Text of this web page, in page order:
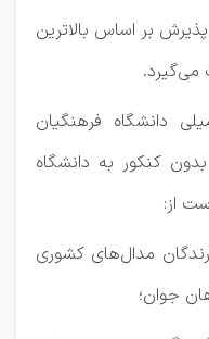
بر اساس بالاترین
می‌گیرد.
دانشگاه فرهنگیان
9 استعداد بدون کنکور به دانشگاه
از:
مدال‌های کشوری
جوان؛